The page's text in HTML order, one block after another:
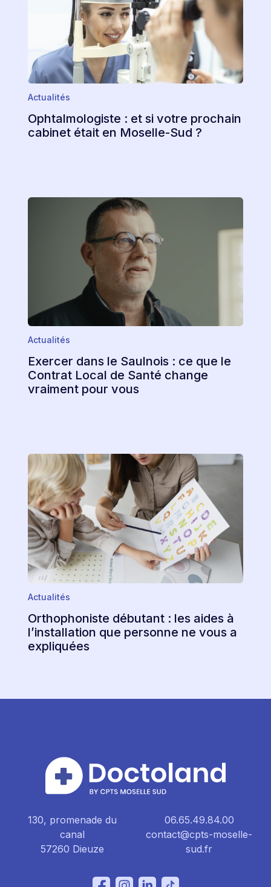
Actualités
Ophtalmologiste : et si votre prochain
cabinet était en Moselle-Sud ?
Actualités
Exercer dans le Saulnois : ce que le
Contrat Local de Santé change
vraiment pour vous
Actualités
Orthophoniste débutant : les aides à
l’installation que personne ne vous a
expliquées
130, promenade du
canal
57260 Dieuze
06.65.49.84.00
contact@cpts-moselle-
sud.fr